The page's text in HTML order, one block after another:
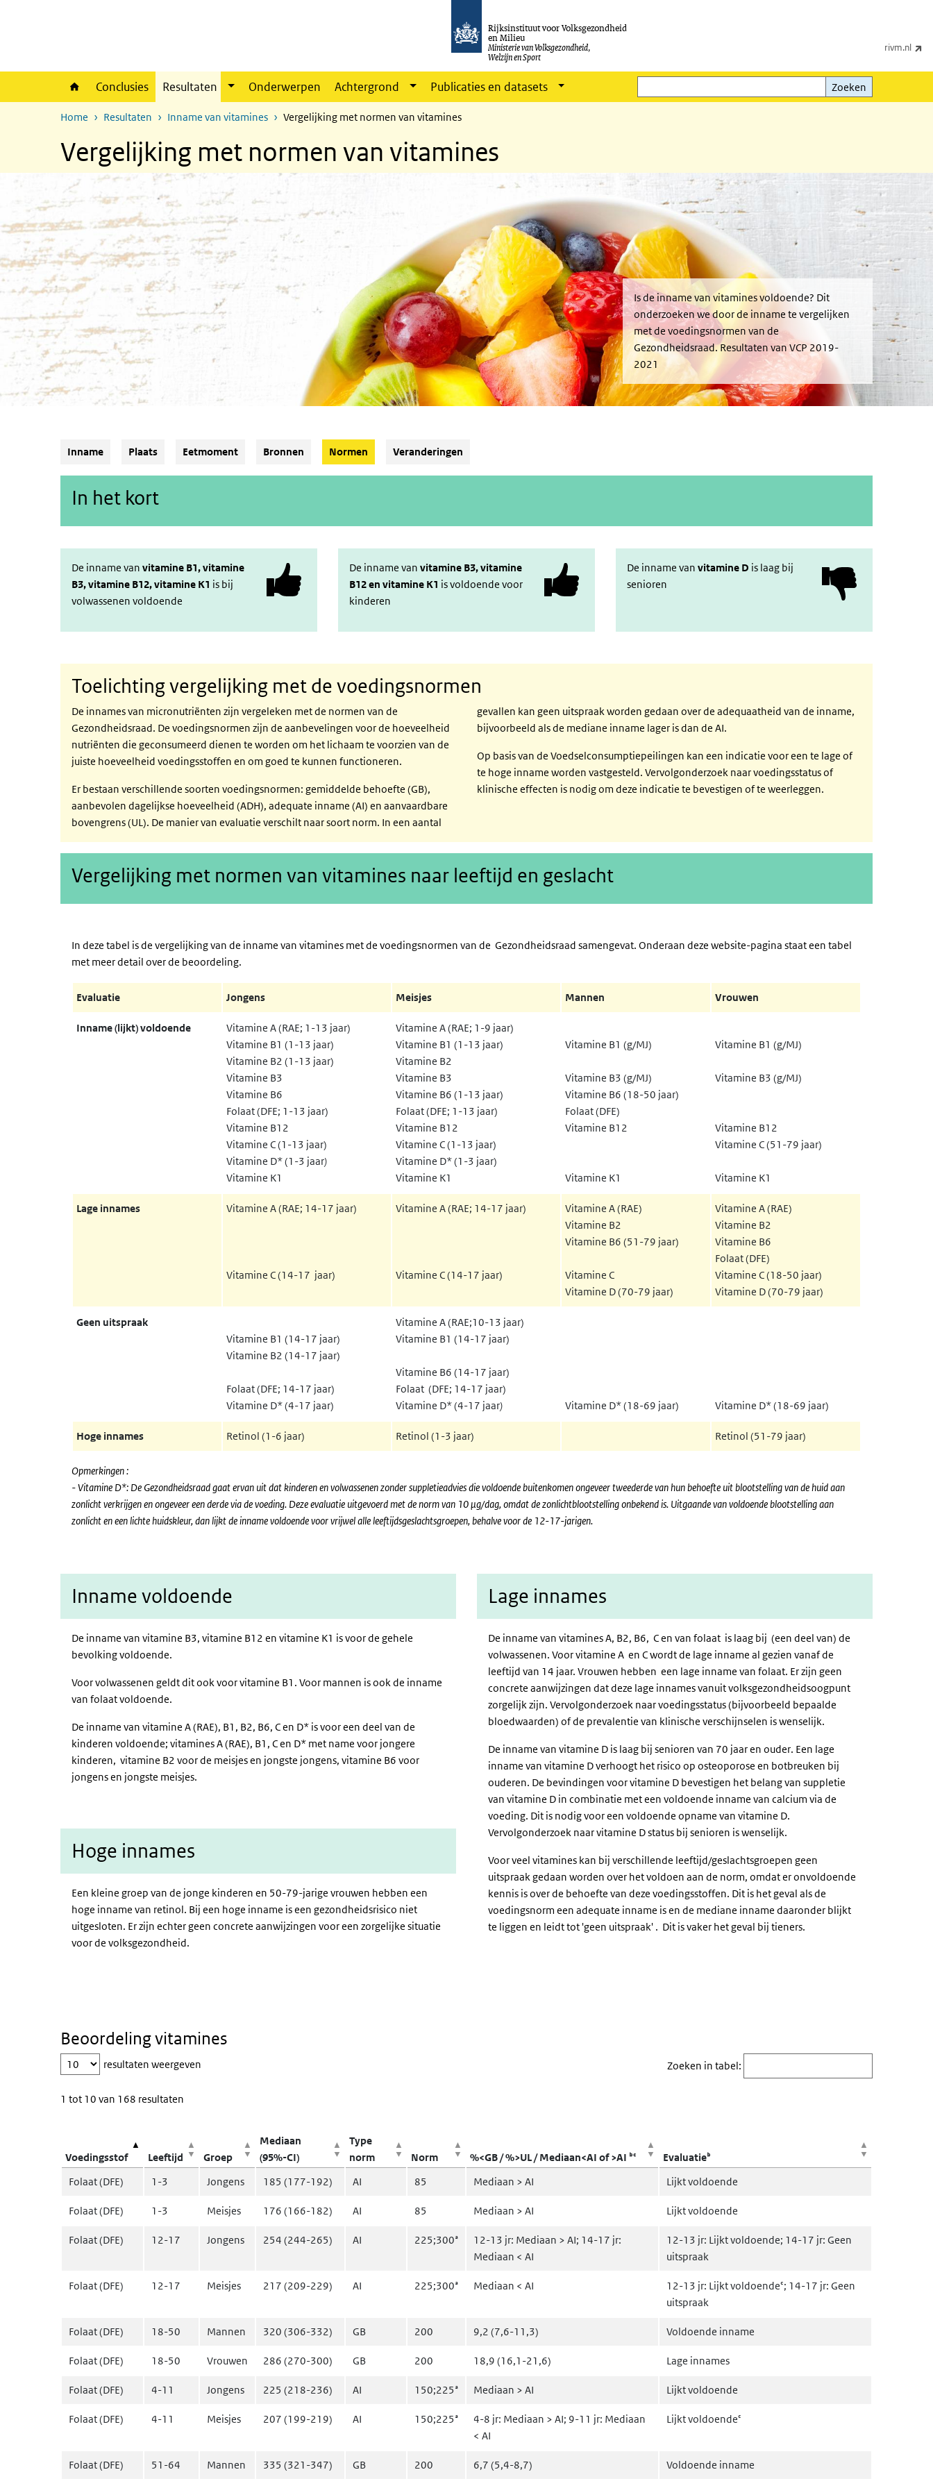
Rijksinstituut voor Volksgezondheid
en Milieu
Ministerie van Volksgezondheid,
Welzijn en Sport
rivm.nl
Conclusies Resultaten Onderwerpen Achtergrond Publicaties en datasets
Zoeken
Zoeken
Home Resultaten Inname van vitamines Vergelijking met normen van vitamines
Vergelijking met normen van vitamines
Is de inname van vitamines voldoende? Dit
onderzoeken we door de inname te vergelijken
met de voedingsnormen van de
Gezondheidsraad. Resultaten van VCP 2019-
2021
Inname Plaats Eetmoment Bronnen Normen (Actieve knop)
Veranderingen
In het kort
De inname van vitamine B1, vitamine
B3, vitamine B12, vitamine K1 is bij
volwassenen voldoende
De inname van vitamine B3, vitamine
B12 en vitamine K1 is voldoende voor
kinderen
De inname van vitamine D is laag bij
senioren
Toelichting vergelijking met de voedingsnormen
De innames van micronutriënten zijn vergeleken met de normen van de
Gezondheidsraad. De voedingsnormen zijn de aanbevelingen voor de hoeveelheid
nutriënten die geconsumeerd dienen te worden om het lichaam te voorzien van de
juiste hoeveelheid voedingsstoffen en om goed te kunnen functioneren.
Er bestaan verschillende soorten voedingsnormen: gemiddelde behoefte (GB),
aanbevolen dagelijkse hoeveelheid (ADH), adequate inname (AI) en aanvaardbare
bovengrens (UL). De manier van evaluatie verschilt naar soort norm. In een aantal
gevallen kan geen uitspraak worden gedaan over de adequaatheid van de inname,
bijvoorbeeld als de mediane inname lager is dan de AI.
Op basis van de Voedselconsumptiepeilingen kan een indicatie voor een te lage of
te hoge inname worden vastgesteld. Vervolgonderzoek naar voedingsstatus of
klinische effecten is nodig om deze indicatie te bevestigen of te weerleggen.
Vergelijking met normen van vitamines naar leeftijd en geslacht
In deze tabel is de vergelijking van de inname van vitamines met de voedingsnormen van de Gezondheidsraad samengevat. Onderaan deze website-pagina staat een tabel
met meer detail over de beoordeling.
Evaluatie Jongens Meisjes Mannen Vrouwen
Inname (lijkt) voldoende
Vitamine A (RAE; 1-13 jaar)
Vitamine B1 (1-13 jaar)
Vitamine B2 (1-13 jaar)
Vitamine B3
Vitamine B6
Folaat (DFE; 1-13 jaar)
Vitamine B12
Vitamine C (1-13 jaar)
Vitamine D* (1-3 jaar)
Vitamine K1
Vitamine A (RAE; 1-9 jaar)
Vitamine B1 (1-13 jaar)
Vitamine B2
Vitamine B3
Vitamine B6 (1-13 jaar)
Folaat (DFE; 1-13 jaar)
Vitamine B12
Vitamine C (1-13 jaar)
Vitamine D* (1-3 jaar)
Vitamine K1
Vitamine B1 (g/MJ)
Vitamine B3 (g/MJ)
Vitamine B6 (18-50 jaar)
Folaat (DFE)
Vitamine B12
Vitamine K1
Vitamine B1 (g/MJ)
Vitamine B3 (g/MJ)
Vitamine B12
Vitamine C (51-79 jaar)
Vitamine K1
Lage innames Vitamine A (RAE; 14-17 jaar)
Vitamine C (14-17 jaar)
Vitamine A (RAE; 14-17 jaar)
Vitamine C (14-17 jaar)
Vitamine A (RAE)
Vitamine B2
Vitamine B6 (51-79 jaar)
Vitamine C
Vitamine D (70-79 jaar)
Vitamine A (RAE)
Vitamine B2
Vitamine B6
Folaat (DFE)
Vitamine C (18-50 jaar)
Vitamine D (70-79 jaar)
Geen uitspraak
Vitamine B1 (14-17 jaar)
Vitamine B2 (14-17 jaar)
Folaat (DFE; 14-17 jaar)
Vitamine D* (4-17 jaar)
Vitamine A (RAE;10-13 jaar)
Vitamine B1 (14-17 jaar)
Vitamine B6 (14-17 jaar)
Folaat (DFE; 14-17 jaar)
Vitamine D* (4-17 jaar) Vitamine D* (18-69 jaar) Vitamine D* (18-69 jaar)
Hoge innames Retinol (1-6 jaar) Retinol (1-3 jaar) Retinol (51-79 jaar)
Opmerkingen :
- Vitamine D*: De Gezondheidsraad gaat ervan uit dat kinderen en volwassenen zonder suppletieadvies die voldoende buitenkomen ongeveer tweederde van hun behoefte uit blootstelling van de huid aan
zonlicht verkrijgen en ongeveer een derde via de voeding. Deze evaluatie uitgevoerd met de norm van 10µg/dag, omdat de zonlichtblootstelling onbekend is. Uitgaande vanvoldoende blootstelling aan
zonlicht en een lichte huidskleur, dan lijkt de inname voldoende voor vrijwel alle leeftijdsgeslachtsgroepen, behalve voor de 12-17-jarigen.
Inname voldoende
De inname van vitamine B3, vitamine B12 en vitamine K1 is voor de gehele
bevolking voldoende.
Voor volwassenen geldt dit ook voor vitamine B1. Voor mannen is ook de inname
van folaat voldoende.
De inname van vitamine A (RAE), B1, B2, B6, C en D* is voor een deel van de
kinderen voldoende; vitamines A (RAE), B1, C en D* met name voor jongere
kinderen, vitamine B2 voor de meisjes en jongste jongens, vitamine B6 voor
jongens en jongste meisjes.
Hoge innames
Een kleine groep van de jonge kinderen en 50-79-jarige vrouwen hebben een
hoge inname van retinol. Bij een hoge inname is een gezondheidsrisico niet
uitgesloten. Er zijn echter geen concrete aanwijzingen voor een zorgelijke situatie
voor de volksgezondheid.
Lage innames
De inname van vitamines A, B2, B6, C en van folaat is laag bij (een deel van) de
volwassenen. Voor vitamine A en C wordt de lage inname al gezien vanaf de
leeftijd van 14 jaar. Vrouwen hebben een lage inname van folaat. Er zijn geen
concrete aanwijzingen dat deze lage innames vanuit volksgezondheidsoogpunt
zorgelijk zijn. Vervolgonderzoek naar voedingsstatus (bijvoorbeeld bepaalde
bloedwaarden) of de prevalentie van klinische verschijnselen is wenselijk.
De inname van vitamine D is laag bij senioren van 70 jaar en ouder. Een lage
inname van vitamine D verhoogt het risico op osteoporose en botbreuken bij
ouderen. De bevindingen voor vitamine D bevestigen het belang van suppletie
van vitamine D in combinatie met een voldoende inname van calcium via de
voeding. Dit is nodig voor een voldoende opname van vitamine D.
Vervolgonderzoek naar vitamine D status bij senioren is wenselijk.
Voor veel vitamines kan bij verschillende leeftijd/geslachtsgroepen geen
uitspraak gedaan worden over het voldoen aan de norm, omdat er onvoldoende
kennis is over de behoefte van deze voedingsstoffen. Dit is het geval als de
voedingsnorm een adequate inname is en de mediane inname daaronder blijkt
te liggen en leidt tot 'geen uitspraak' . Dit is vaker het geval bij tieners.
Beoordeling vitamines
resultaten weergeven Zoeken in tabel:
1 tot 10 van 168 resultaten
Voedingsstof
Leeftijd Groep
Mediaan
(95%-CI)
Type
norm
Norm %<GB / %>UL / Mediaan<AI of >AI ᵇᶜ
Evaluatieᵇ
Folaat (DFE)
1-3 Jongens 185 (177-192) AI 85 Mediaan > AI Lijkt voldoende
Folaat (DFE) 1-3 Meisjes 176 (166-182) AI 85 Mediaan > AI Lijkt voldoende
Folaat (DFE) 12-17 Jongens 254 (244-265) AI 225;300ᵃ
12-13 jr: Mediaan > AI; 14-17 jr:
Mediaan < AI
12-13 jr: Lijkt voldoende; 14-17 jr: Geen
uitspraak
Folaat (DFE) 12-17 Meisjes 217 (209-229) AI 225;300ᵃ Mediaan < AI
12-13 jr: Lijkt voldoendeᶜ; 14-17 jr: Geen
uitspraak
Folaat (DFE) 18-50 Mannen 320 (306-332) GB 200 9,2 (7,6-11,3) Voldoende inname
Folaat (DFE) 18-50 Vrouwen 286 (270-300) GB 200 18,9 (16,1-21,6) Lage innames
Folaat (DFE) 4-11 Jongens 225 (218-236) AI 150;225ᵃ Mediaan > AI Lijkt voldoende
Folaat (DFE) 4-11 Meisjes 207 (199-219) AI 150;225ᵃ
4-8 jr: Mediaan > AI; 9-11 jr: Mediaan
< AI
Lijkt voldoendeᶜ
Folaat (DFE) 51-64 Mannen 335 (321-347) GB 200 6,7 (5,4-8,7) Voldoende inname